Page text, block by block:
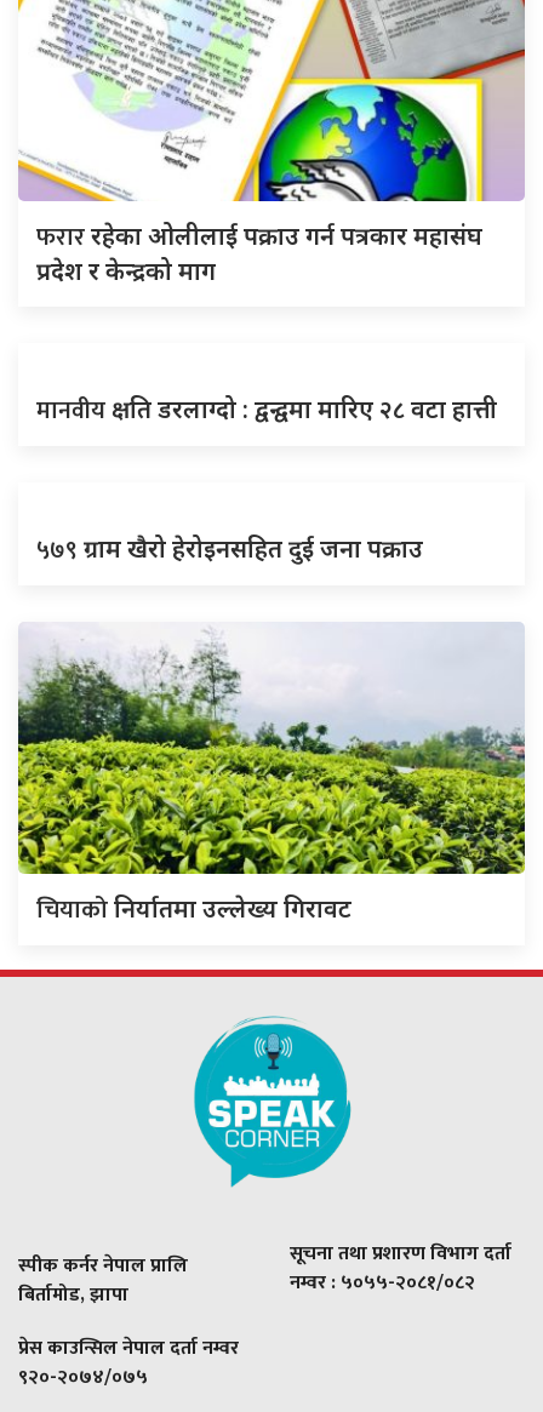
फराररहेका ओलीलाई पक्राउ गर्न पत्रकार महासंघ
प्रदेश र केन्द्रको माग
मानवीय क्षति डरलाग्दो : द्वन्द्वमा मारिए २८ वटा हात्ती
५७९ ग्राम खैरो हेरोइनसहित दुई जना पक्राउ
चियाकोनिर्यातमा उल्लेख्य गिरावट
स्पीक कर्नर नेपाल प्रालि
बिर्तामोड, झापा
प्रेस काउन्सिल नेपाल दर्ता नम्वर
९२०-२०७४/०७५
सूचना तथा प्रशारण विभाग दर्ता
नम्वर : ५०५५-२०८१/०८२